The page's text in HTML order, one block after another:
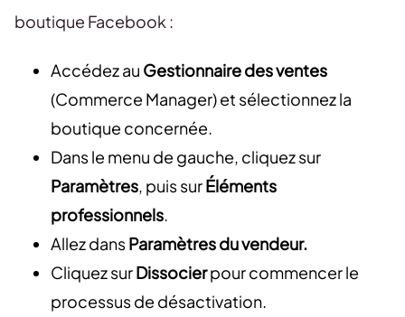
boutique Facebook :
Accédez au Gestionnaire des ventes
(Commerce Manager) et sélectionnez la
boutique concernée.
Dans le menu de gauche, cliquez sur
Paramètres, puis surÉléments
professionnels.
Allez dansParamètres du vendeur.
Cliquez surDissocierpour commencer le
processus de désactivation.